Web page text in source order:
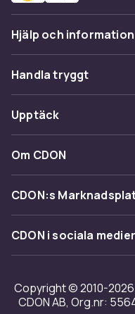
Hjälp och information
Vanliga frågor
Spåra paket
Ångra & Returnera här
Kundservice
Handla tryggt
Betalning
Leverans
Återkallelser
Upptäck
Kategorier
Varumärken
Shopit.se
Om CDON
Om oss
Kundrecensioner
Tillgänglighet
CDON:s
Sälj på CDON
Bli affiliate
Regler & kvalitet
CDON i sociala medier
Copyright © 2010-2026
CDON AB, Org.nr: